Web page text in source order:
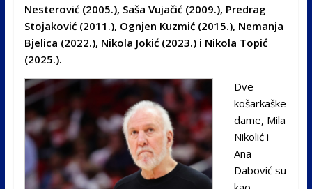
Nesterović (2005.), Saša Vujačić (2009.), Predrag
Stojaković (2011.), Ognjen Kuzmić (2015.), Nemanja
Bjelica (2022.), Nikola Jokić (2023.) i Nikola Topić
(2025.).
Dve
košarkaške
dame, Mila
Nikolić i
Ana
Dabović su